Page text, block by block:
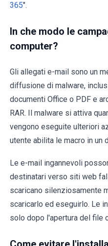
365".
In che modo le
computer?
Gli allegati e-mail sono un
diffusione di malware,
documenti Office o PDF e
RAR. Il malware si attiva
vengono eseguite ulteriori
utente abilita le macro in un
Le e-mail ingannevoli
destinatari verso siti web
scaricano silenziosamente
scaricarlo ed eseguirlo. Le
solo dopo l'apertura del file